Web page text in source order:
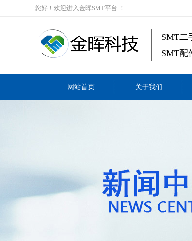
您好！欢迎进入金晖SMT平台 ！
SMT二
SMT配
网站首页 关于我们